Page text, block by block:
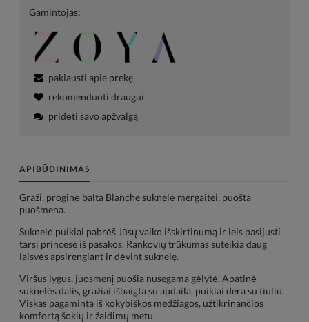
Gamintojas:
paklausti apie prekę
rekomenduoti draugui
pridėti savo apžvalgą
APIBŪDINIMAS
Graži, proginė balta Blanche suknelė mergaitei, puošta
puošmena.
Suknelė puikiai pabrėš Jūsų vaiko išskirtinumą ir leis pasijusti
tarsi princese iš pasakos. Rankovių trūkumas suteikia daug
laisvės apsirengiant ir dėvint suknelę.
Viršus lygus, juosmenį puošia nusegama gėlytė. Apatinė
suknelės dalis, gražiai išbaigta su apdaila, puikiai dera su tiuliu.
Viskas pagaminta iš kokybiškos medžiagos, užtikrinančios
komfortą šokių ir žaidimų metu.